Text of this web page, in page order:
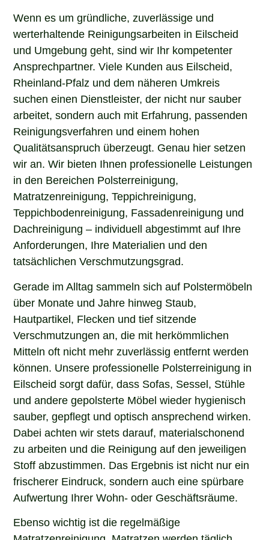
Wenn es um gründliche, zuverlässige und
werterhaltende Reinigungsarbeiten in Eilscheid
und Umgebung geht, sind wir Ihr kompetenter
Ansprechpartner. Viele Kunden aus Eilscheid,
Rheinland-Pfalz und dem näheren Umkreis
suchen einen Dienstleister, der nicht nur sauber
arbeitet, sondern auch mit Erfahrung, passenden
Reinigungsverfahren und einem hohen
Qualitätsanspruch überzeugt. Genau hier setzen
wir an. Wir bieten Ihnen professionelle Leistungen
in den Bereichen Polsterreinigung,
Matratzenreinigung, Teppichreinigung,
Teppichbodenreinigung, Fassadenreinigung und
Dachreinigung – individuell abgestimmt auf Ihre
Anforderungen, Ihre Materialien und den
tatsächlichen Verschmutzungsgrad.
Gerade im Alltag sammeln sich auf Polstermöbeln
über Monate und Jahre hinweg Staub,
Hautpartikel, Flecken und tief sitzende
Verschmutzungen an, die mit herkömmlichen
Mitteln oft nicht mehr zuverlässig entfernt werden
können. Unsere professionelle Polsterreinigung in
Eilscheid sorgt dafür, dass Sofas, Sessel, Stühle
und andere gepolsterte Möbel wieder hygienisch
sauber, gepflegt und optisch ansprechend wirken.
Dabei achten wir stets darauf, materialschonend
zu arbeiten und die Reinigung auf den jeweiligen
Stoff abzustimmen. Das Ergebnis ist nicht nur ein
frischerer Eindruck, sondern auch eine spürbare
Aufwertung Ihrer Wohn- oder Geschäftsräume.
Ebenso wichtig ist die regelmäßige
Matratzenreinigung. Matratzen werden täglich